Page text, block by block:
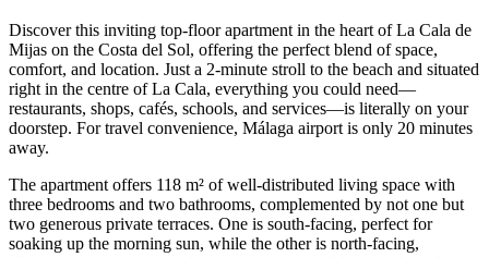
Discover this inviting top-floor apartment in the heart of La Cala de
Mijas on the Costa del Sol, offering the perfect blend of space,
comfort, and location. Just a 2-minute stroll to the beach and situated
right in the centre of La Cala, everything you could need—
restaurants, shops, cafés, schools, and services—is literally on your
doorstep. For travel convenience, Málaga airport is only 20 minutes
away.
The apartment offers 118 m² of well-distributed living space with
three bedrooms and two bathrooms, complemented by not one but
two generous private terraces. One is south-facing, perfect for
soaking up the morning sun, while the other is north-facing,